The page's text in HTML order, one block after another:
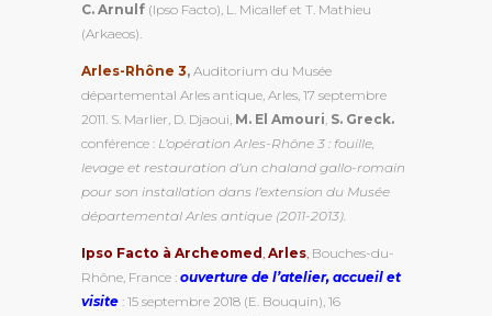
C. Arnulf (Ipso Facto), L. Micallef et T. Mathieu
(Arkaeos).
Arles-Rhône 3, Auditorium du Musée
départemental Arles antique, Arles, 17 septembre
2011. S. Marlier, D. Djaoui, M. El Amouri, S. Greck.
conférence : L’opération Arles-Rhône 3 : fouille,
levage et restauration d’un chaland gallo-romain
pour son installation dans l’extension du Musée
départemental Arles antique (2011-2013).
Ipso Facto à Archeomed, Arles, Bouches-du-
Rhône, France : ouverture de l’atelier, accueil et
visite : 15 septembre 2018 (E. Bouquin), 16